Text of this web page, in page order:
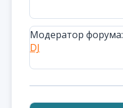
Модератор форума:
DJ